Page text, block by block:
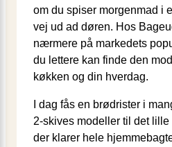
om du spiser morgenmad i
vej ud ad døren. Hos
nærmere på markedets
du lettere kan finde den
køkken og din hverdag.
I dag fås en brødrister i
2-skives modeller til det
der klarer hele